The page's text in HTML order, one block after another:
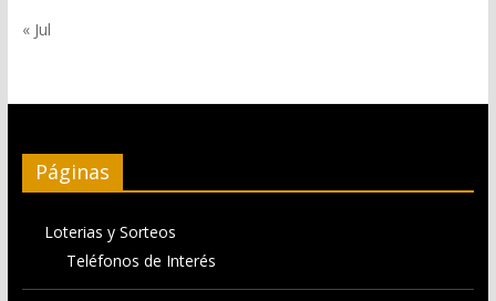
« Jul
Páginas
Loterias y Sorteos
Teléfonos de Interés